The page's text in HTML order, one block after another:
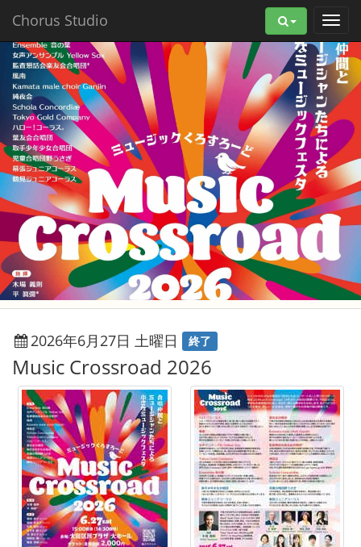
Chorus Studio
2026年6月27日 土曜日 終了
Music Crossroad 2026